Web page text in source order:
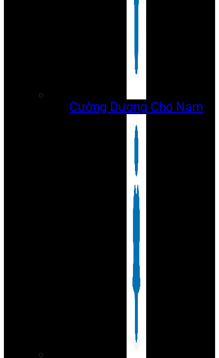
Cường Dương Cho Nam